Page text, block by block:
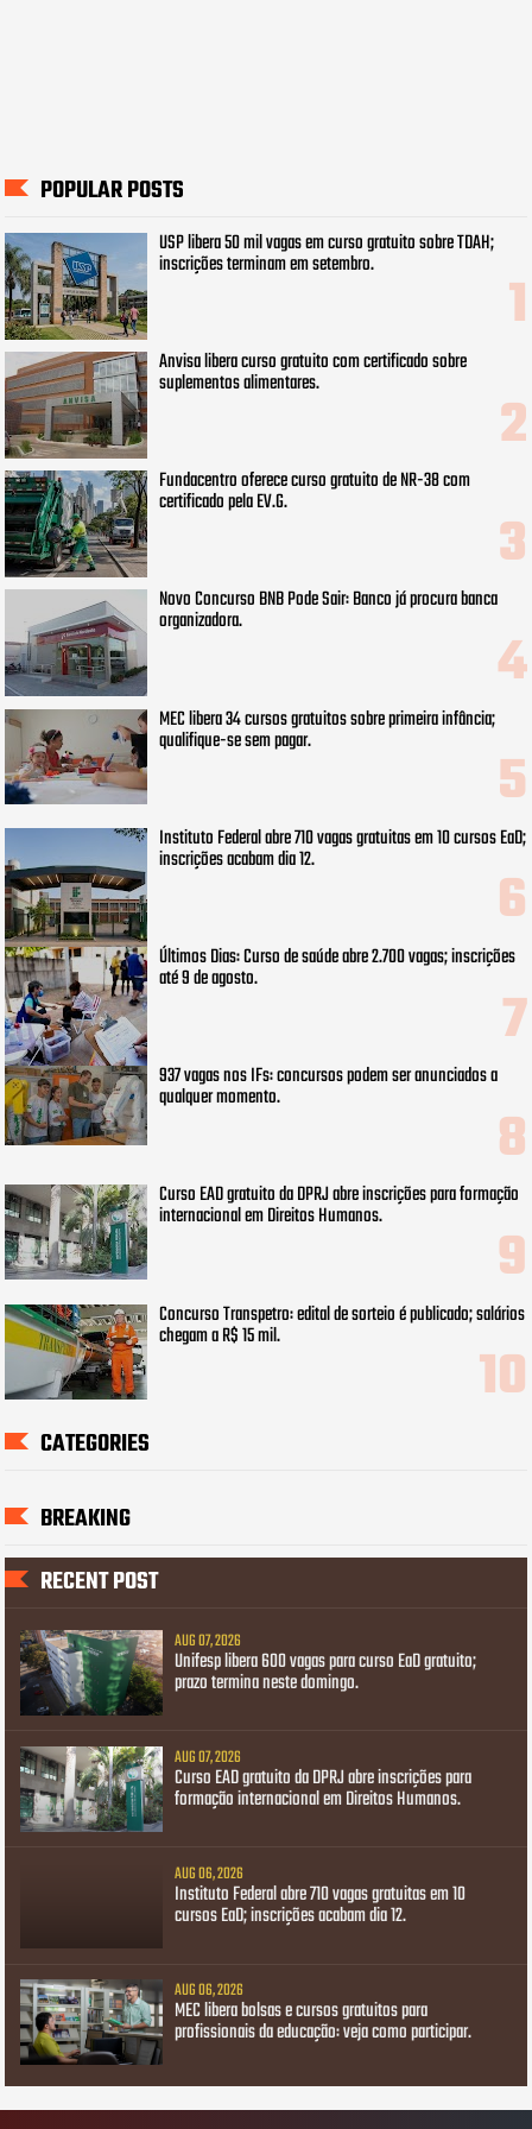
POPULAR POSTS
USP libera 50 mil vagas em curso gratuito sobre TDAH;
inscrições terminam em setembro.
Anvisa libera curso gratuito com certificado sobre
suplementos alimentares.
Fundacentro oferece curso gratuito de NR-38 com
certificado pela EV.G.
Novo Concurso BNB Pode Sair: Banco já procura banca
organizadora.
MEC libera 34 cursos gratuitos sobre primeira infância;
qualifique-se sem pagar.
Instituto Federal abre 710 vagas gratuitas em 10 cursos EaD;
inscrições acabam dia 12.
Últimos Dias: Curso de saúde abre 2.700 vagas; inscrições
até 9 de agosto.
937 vagas nos IFs: concursos podem ser anunciados a
qualquer momento.
Curso EAD gratuito da DPRJ abre inscrições para formação
internacional em Direitos Humanos.
Concurso Transpetro: edital de sorteio é publicado; salários
chegam a R$ 15 mil.
CATEGORIES
BREAKING
RECENT POST
AUG 07, 2026
Unifesp libera 600 vagas para curso EaD gratuito;
prazo termina neste domingo.
AUG 07, 2026
Curso EAD gratuito da DPRJ abre inscrições para
formação internacional em Direitos Humanos.
AUG 06, 2026
Instituto Federal abre 710 vagas gratuitas em 10
cursos EaD; inscrições acabam dia 12.
AUG 06, 2026
MEC libera bolsas e cursos gratuitos para
profissionais da educação: veja como participar.